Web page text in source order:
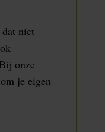
niet
onze
je eigen